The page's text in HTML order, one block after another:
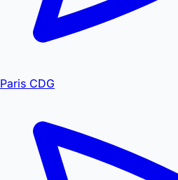
Paris CDG